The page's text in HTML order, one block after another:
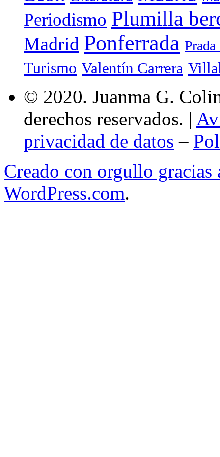
Periodismo Plumilla
Madrid Ponferrada Prada
Turismo Valentín Carrera
© 2020. Juanma G.
derechos reservados. |
privacidad de datos –
Creado con orgullo gracias
WordPress.com.